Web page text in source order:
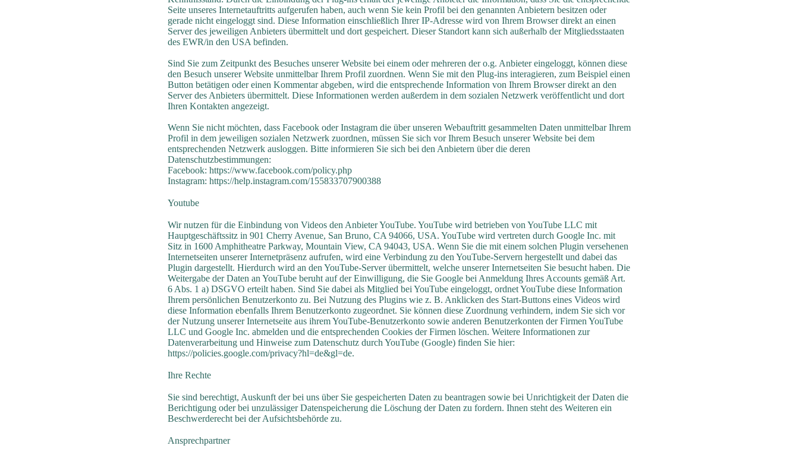
Seite unseres Internetauftritts aufgerufen haben, auch wenn Sie kein Profil bei den genannten Anbietern besitzen oder
gerade nicht eingeloggt sind. Diese Information einschließlich Ihrer IP-Adresse wird von Ihrem Browser direkt an einen
Server des jeweiligen Anbieters übermittelt und dort gespeichert. Dieser Standort kann sich außerhalb der Mitgliedsstaaten
des EWR/in den USA befinden.
Sind Sie zum Zeitpunkt des Besuches unserer Website bei einem oder mehreren der o.g. Anbieter eingeloggt, können diese
den Besuch unserer Website unmittelbar Ihrem Profil zuordnen. Wenn Sie mit den Plug-ins interagieren, zum Beispiel einen
Button betätigen oder einen Kommentar abgeben, wird die entsprechende Information von Ihrem Browser direkt an den
Server des Anbieters übermittelt. Diese Informationen werden außerdem in dem sozialen Netzwerk veröffentlicht und dort
Ihren Kontakten angezeigt.
Wenn Sie nicht möchten, dass Facebook oder Instagram die über unseren Webauftritt gesammelten Daten unmittelbar Ihrem
Profil in dem jeweiligen sozialen Netzwerk zuordnen, müssen Sie sich vor Ihrem Besuch unserer Website bei dem
entsprechenden Netzwerk ausloggen. Bitte informieren Sie sich bei den Anbietern über die deren
Datenschutzbestimmungen:
Facebook: https://www.facebook.com/policy.php
Instagram: https://help.instagram.com/155833707900388
Youtube
Wir nutzen für die Einbindung von Videos den Anbieter YouTube. YouTube wird betrieben von YouTube LLC mit
Hauptgeschäftssitz in 901 Cherry Avenue, San Bruno, CA 94066, USA. YouTube wird vertreten durch Google Inc. mit
Sitz in 1600 Amphitheatre Parkway, Mountain View, CA 94043, USA. Wenn Sie die mit einem solchen Plugin versehenen
Internetseiten unserer Internetpräsenz aufrufen, wird eine Verbindung zu den YouTube-Servern hergestellt und dabei das
Plugin dargestellt. Hierdurch wird an den YouTube-Server übermittelt, welche unserer Internetseiten Sie besucht haben. Die
Weitergabe der Daten an YouTube beruht auf der Einwilligung, die Sie Google bei Anmeldung Ihres Accounts gemäß Art.
6 Abs. 1 a) DSGVO erteilt haben. Sind Sie dabei als Mitglied bei YouTube eingeloggt, ordnet YouTube diese Information
Ihrem persönlichen Benutzerkonto zu. Bei Nutzung des Plugins wie z. B. Anklicken des Start-Buttons eines Videos wird
diese Information ebenfalls Ihrem Benutzerkonto zugeordnet. Sie können diese Zuordnung verhindern, indem Sie sich vor
der Nutzung unserer Internetseite aus ihrem YouTube-Benutzerkonto sowie anderen Benutzerkonten der Firmen YouTube
LLC und Google Inc. abmelden und die entsprechenden Cookies der Firmen löschen. Weitere Informationen zur
Datenverarbeitung und Hinweise zum Datenschutz durch YouTube (Google) finden Sie hier:
https://policies.google.com/privacy?hl=de&gl=de.
Ihre Rechte
Sie sind berechtigt, Auskunft der bei uns über Sie gespeicherten Daten zu beantragen sowie bei Unrichtigkeit der Daten die
Berichtigung oder bei unzulässiger Datenspeicherung die Löschung der Daten zu fordern. Ihnen steht des Weiteren ein
Beschwerderecht bei der Aufsichtsbehörde zu.
Ansprechpartner